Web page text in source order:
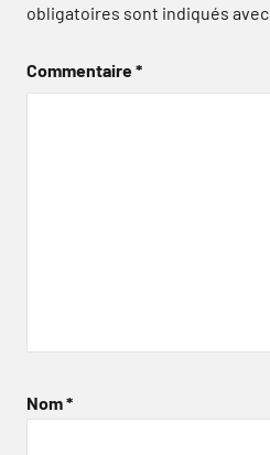
obligatoires sont indiqués avec
Commentaire*
Nom*